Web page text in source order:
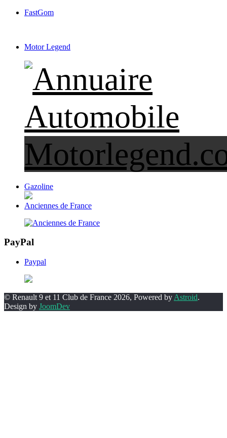
FastGom
Motor Legend
Gazoline
Anciennes de France
PayPal
Paypal
© Renault 9 et 11 Club de France 2026, Powered by Astroid.
Design by JoomDev